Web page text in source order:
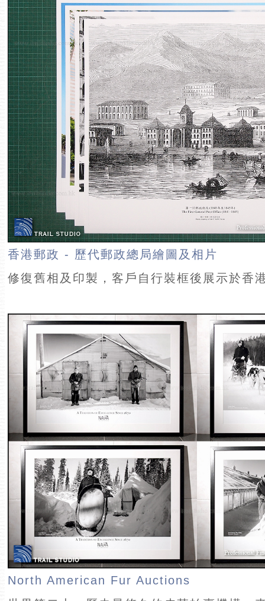
香港郵政 - 歷代郵政總局繪圖及相片
修復舊相及印製，客戶自行裝框後展示於香
North American Fur Auctions